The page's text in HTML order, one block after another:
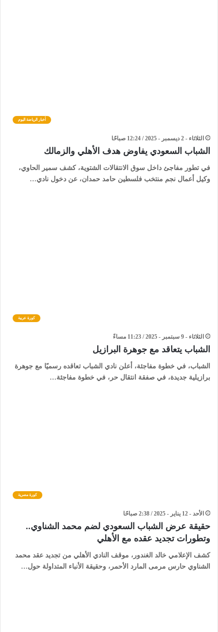
أخبار الرياضة اليوم
الثلاثاء - 2 ديسمبر - 2025 / 12:24 صباحًا
الشباب السعودي يفاوض هدف الأهلي والزمالك
في تطور مفاجئ داخل سوق الانتقالات الشتوية، كشف سمير الحاوي،
وكيل أعمال نجم منتخب فلسطين حامد حمدان، عن دخول نادي…
كورة عربية
الثلاثاء - 9 سبتمبر - 2025 / 11:23 مساءً
الشباب يتعاقد مع جوهرة البرازيل
الشباب، في خطوة مفاجئة، أعلن نادي الشباب تعاقده رسميًا مع جوهرة
برازيلية جديدة، في صفقة انتقال حر، في خطوة مفاجئة…
كورة مصرية
الأحد - 12 يناير - 2025 / 2:38 صباحًا
حقيقة عرض الشباب السعودي لضم محمد الشناوي..
وتطورات تجديد عقده مع الأهلي
كشف الإعلامي خالد الغندور، موقف النادي الأهلي من تجديد عقد محمد
الشناوي حارس مرمى المارد الأحمر، وحقيقة الأنباء المتداولة حول…